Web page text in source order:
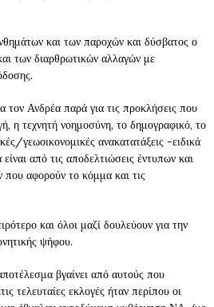
και των παροχών και δύσβατος ο
των διαρθρωτικών αλλαγών με
τον Ανδρέα παρά για τις προκλήσεις που
η τεχνητή νοημοσύνη, το δημογραφικό, το
γεωοικονομικές ανακατατάξεις -ειδικά
από τις αποδελτιώσεις έντυπων και
που αφορούν το κόμμα και τις
και όλοι μαζί δουλεύουν για την
ψήφου.
βγαίνει από αυτούς που
τελευταίες εκλογές ήταν περίπου οι